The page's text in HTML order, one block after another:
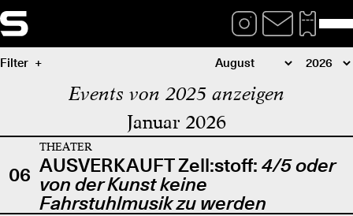
Filter
Events von 2025 anzeigen
Januar 2026
06
THEATER
AUSVERKAUFT Zell:stoff: 4/5 oder
von der Kunst keine
Fahrstuhlmusik zu werden